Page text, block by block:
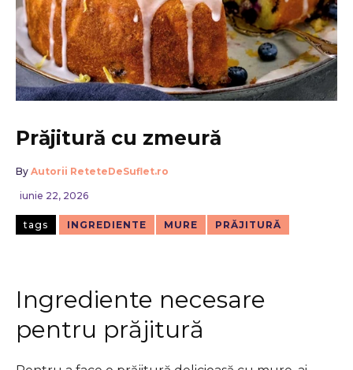
Prăjitură cu zmeură
By Autorii ReteteDeSuflet.ro
iunie 22, 2026
tags INGREDIENTE MURE PRĂJITURĂ
Ingrediente necesare
pentru prăjitură